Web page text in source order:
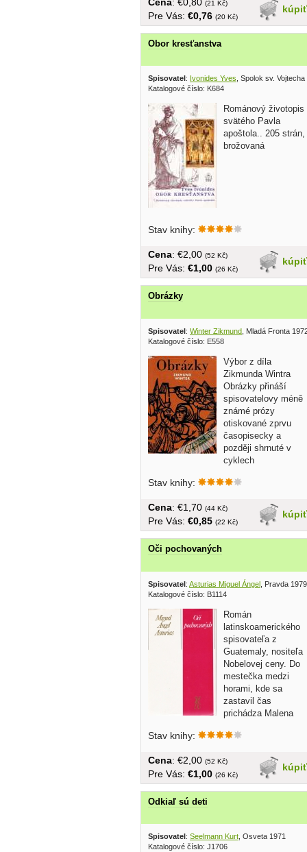
kúpiť
(21 Kč)
Pre Vás: €0,76 (20 Kč)
Obor kresťanstva
Spisovatel : Ivonides Yves , Spolok sv.
Katalogové číslo: K684
Románový životopis
svätého Pavla
apoštola.. 205 strán,
brožovaná
Stav knihy:
kúpiť
Cena: €2,00 (52 Kč)
Pre Vás: €1,00 (26 Kč)
Obrázky
Spisovatel: Winter Zikmund , Mladá Fronta
Katalogové číslo: E558
Výbor z díla
Zikmunda Wintra
Obrázky přináší
spisovatelovy méně
známé prózy
otiskované zprvu
časopisecky a
později shrnuté v
cyklech
Stav knihy:
kúpiť
Cena: €1,70 (44 Kč)
Pre Vás: €0,85 (22 Kč)
Oči pochovaných
Spisovatel: Asturias Miguel Ángel , Pravda 1979
Katalogové číslo: B1114
Román
latinskoamerického
spisovateľa z
Guatemaly, nositeľa
Nobelovej ceny. Do
mestečka medzi
horami, kde sa
zastavil čas
prichádza Malena
Na pozadí...
Stav knihy:
kúpiť
Cena: €2,00 (52 Kč)
Pre Vás: €1,00 (26 Kč)
Odkiaľ sú deti
Spisovatel : Seelmann Kurt , Osveta 1971
Katalogové číslo: J1706